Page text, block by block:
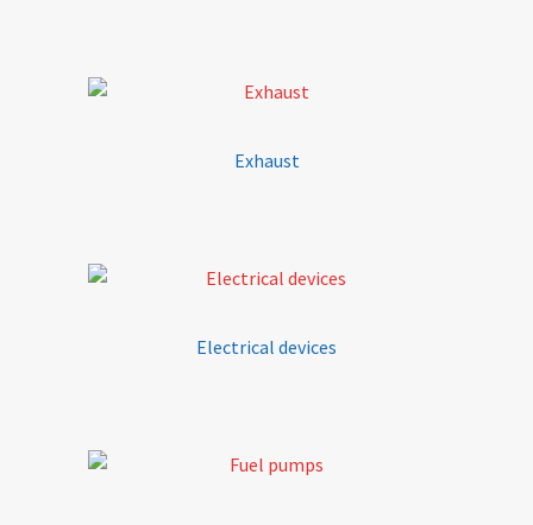
Exhaust
Electrical devices